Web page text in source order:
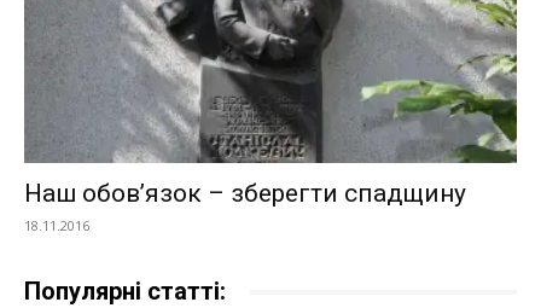
Наш обов’язок – зберегти спадщину
18.11.2016
Популярні статті: